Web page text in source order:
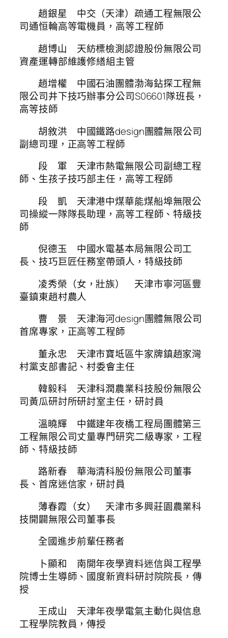
趙銀星 中交（天津）疏通工程無限公
司通恒輪高等電機員，高等工程師
趙博山 天紡標檢測認證股份無限公司
資產運轉部維護修繕組主管
趙增權 中國石油團體渤海鉆探工程無
限公司井下技巧辦事分公司S06601隊班長，
高等技師
胡敘洪 中國鐵路design團體無限公司
副總司理，正高等工程師
段 軍 天津市熱電無限公司副總工程
師、生孩子技巧部主任，高等工程師
段 凱 天津港中煤華能煤船埠無限公
司操縱一隊隊長助理，高等工程師、特級技
師
倪德玉 中國水電基本局無限公司工
長、技巧巨匠任務室帶頭人，特級技師
凌秀榮（女，壯族） 天津市寧河區豐
臺鎮東趙村農人
曹 景 天津海河design團體無限公司
首席專家，正高等工程師
董永忠 天津市寶坻區牛家牌鎮趙家灣
村黨支部書記、村委會主任
韓毅科 天津科潤農業科技股份無限公
司黃瓜研討所研討室主任，研討員
溫曉輝 中鐵建年夜橋工程局團體第三
工程無限公司丈量專門研究二級專家，工程
師、特級技師
路新春 華海清科股份無限公司董事
長、首席迷信家，研討員
薄春霞（女） 天津市多興莊園農業科
技開闢無限公司董事長
全國進步前輩任務者
卜顯和 南開年夜學資料迷信與工程學
院博士生導師、國度新資料研討院院長，傳
授
王成山 天津年夜學電氣主動化與信息
工程學院教員，傳授